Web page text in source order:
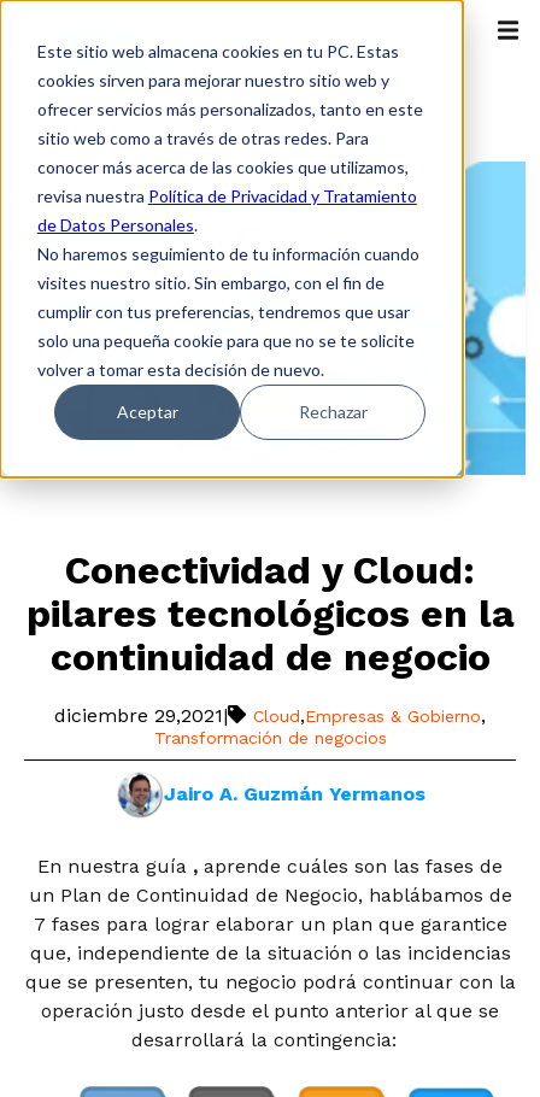
Este sitio web almacena cookies en tu PC. Estas
cookies sirven para mejorar nuestro sitio web y
ofrecer servicios más personalizados, tanto en este
sitio web como a través de otras redes. Para
conocer más acerca de las cookies que utilizamos,
revisa nuestra Política de Privacidad y Tratamiento
de Datos Personales.
No haremos seguimiento de tu información cuando
visites nuestro sitio. Sin embargo, con el fin de
cumplir con tus preferencias, tendremos que usar
solo una pequeña cookie para que no se te solicite
volver a tomar esta decisión de nuevo.
Aceptar Rechazar
Conectividad y Cloud:
pilares tecnológicos en la
continuidad de negocio
diciembre 29,2021| Cloud,Empresas & Gobierno,
Transformación de negocios
Jairo A. Guzmán Yermanos
En nuestra guía , aprende cuáles son las fases de
un Plan de Continuidad de Ne­gocio, hablábamos de
7 fases para lograr elaborar un plan que garantice
que, independiente de la situación o las incidencias
que se presenten, tu negocio podrá continuar con la
operación justo desde el punto anterior al que se
desarrollará la contingencia: